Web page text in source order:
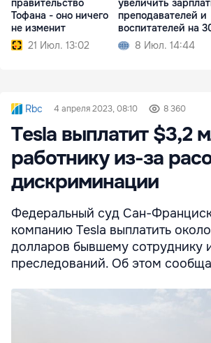
правительство
Тофана - оно ничего
не изменит
21 Июл. 13:02
увеличить
преподавателей и
воспитателей на
8 Июл. 14:44
Rbc 4 апреля 2023, 08:10 8 360
Tesla выплатит $3,2
работнику из-за
дискриминации
Федеральный суд Сан-
компанию Tesla выплатить
долларов бывшему сотруднику
преследований. Об этом